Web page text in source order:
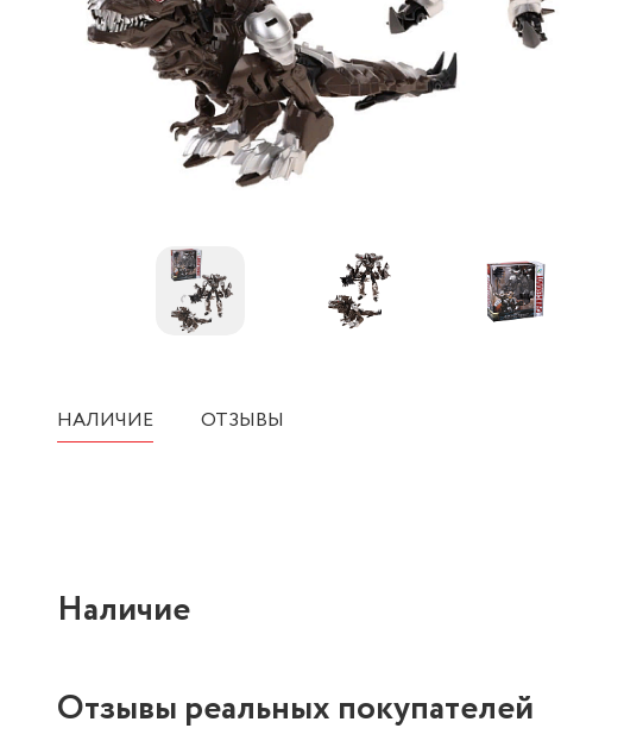
НАЛИЧИЕ ОТЗЫВЫ
Наличие
Отзывы реальных покупателей